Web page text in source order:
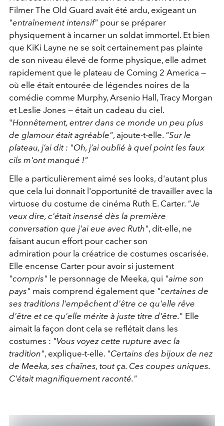
Filmer The Old Guard avait été ardu, exigeant un
"entraînement intensif" pour se préparer
physiquement à incarner un soldat immortel. Et bien
que KiKi Layne ne se soit certainement pas plainte
de son niveau élevé de forme physique, elle admet
rapidement que le plateau de Coming 2 America —
où elle était entourée de légendes noires de la
comédie comme Murphy, Arsenio Hall, Tracy Morgan
et Leslie Jones — était un cadeau du ciel.
"Honnêtement, entrer dans ce monde un peu plus
de glamour était agréable", ajoute-t-elle. "Sur le
plateau, j’ai dit : "Oh, j’ai oublié à quel point les faux
cils m'ont manqué !"
Elle a particulièrement aimé ses looks, d'autant plus
que cela lui donnait l'opportunité de travailler avec la
virtuose du costume de cinéma Ruth E. Carter. "Je
veux dire, c'était insensé dès la première
conversation que j'ai eue avec Ruth", dit-elle, ne
faisant aucun effort pour cacher son
admiration pour la créatrice de costumes oscarisée.
Elle encense Carter pour avoir si justement
"compris" le personnage de Meeka, qui "aime son
pays" mais comprend également que "certaines de
ses traditions l'empêchent d'être ce qu'elle rêve
d'être et ce qu'elle mérite à juste titre d'être." Elle
aimait la façon dont cela se reflétait dans les
costumes : "Vous voyez cette rupture avec la
tradition", explique-t-elle. "Certains des bijoux de nez
de Meeka, ses chaînes, tout ça. Ces coupes uniques.
C'était magnifiquement raconté."